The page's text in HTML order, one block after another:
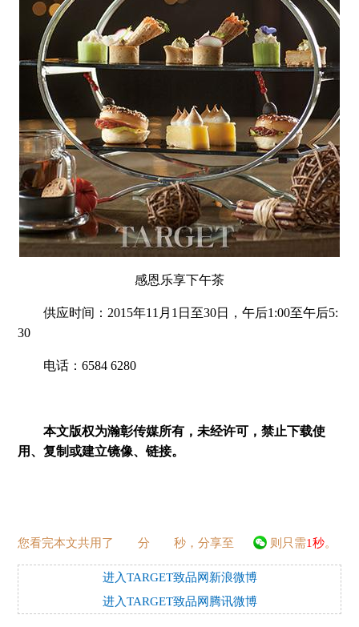
感恩乐享下午茶
供应时间：2015年11月1日至30日，午后1:00至午后5:
30
电话：6584 6280
本文版权为瀚彰传媒所有，未经许可，禁止下载使
用、复制或建立镜像、链接。
您看完本文共用了 分 秒，分享至 则只需1秒。
进入TARGET致品网新浪微博
进入TARGET致品网腾讯微博